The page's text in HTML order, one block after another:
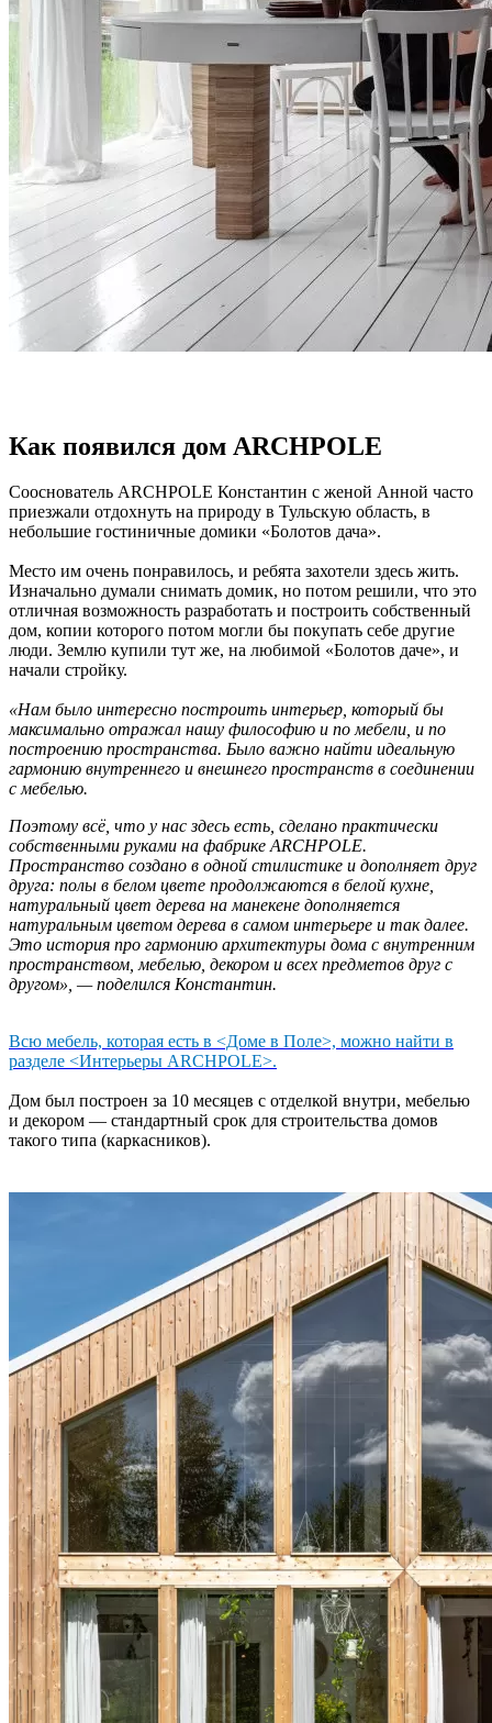
Как появился дом ARCHPOLE
Сооснователь ARCHPOLE Константин с женой Анной часто
приезжали отдохнуть на природу в Тульскую область, в
небольшие гостиничные домики «Болотов дача».
Место им очень понравилось, и ребята захотели здесь жить.
Изначально думали снимать домик, но потом решили, что это
отличная возможность разработать и построить собственный
дом, копии которого потом могли бы покупать себе другие
люди. Землю купили тут же, на любимой «Болотов даче», и
начали стройку.
«Нам было интересно построить интерьер, который бы
максимально отражал нашу философию и по мебели, и по
построению пространства. Было важно найти идеальную
гармонию внутреннего и внешнего пространств в соединении
с мебелью.
Поэтому всё, что у нас здесь есть, сделано практически
собственными руками на фабрике ARCHPOLE.
Пространство создано в одной стилистике и дополняет друг
друга: полы в белом цвете продолжаются в белой кухне,
натуральный цвет дерева на манекене дополняется
натуральным цветом дерева в самом интерьере и так далее.
Это история про гармонию архитектуры дома с внутренним
пространством, мебелью, декором и всех предметов друг с
другом», — поделился Константин.
Всю мебель, которая есть в <Доме в Поле>, можно найти в
разделе <Интерьеры ARCHPOLE>.
Дом был построен за 10 месяцев с отделкой внутри, мебелью
и декором — стандартный срок для строительства домов
такого типа (каркасников).